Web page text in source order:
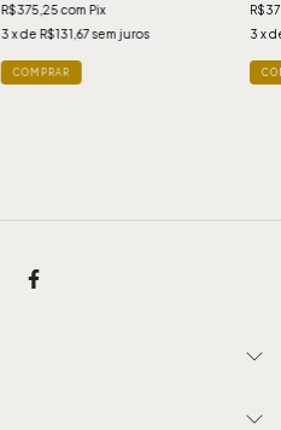
R$375,25com Pix
3 x de R$131,67sem juros
3 x